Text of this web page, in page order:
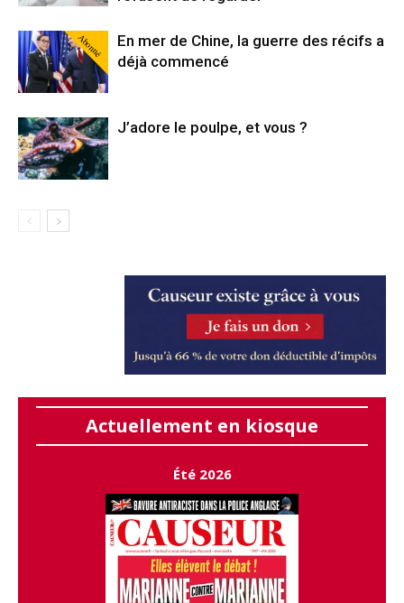
Abonné
En mer de Chine, la guerre des récifs a
déjà commencé
J’adore le poulpe, et vous ?
Actuellement en kiosque
Été 2026